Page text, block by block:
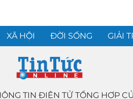
XÃ HỘI ĐỜI SỐNG GIẢI
TIN ĐIỆN TỬ TỔNG HỢP